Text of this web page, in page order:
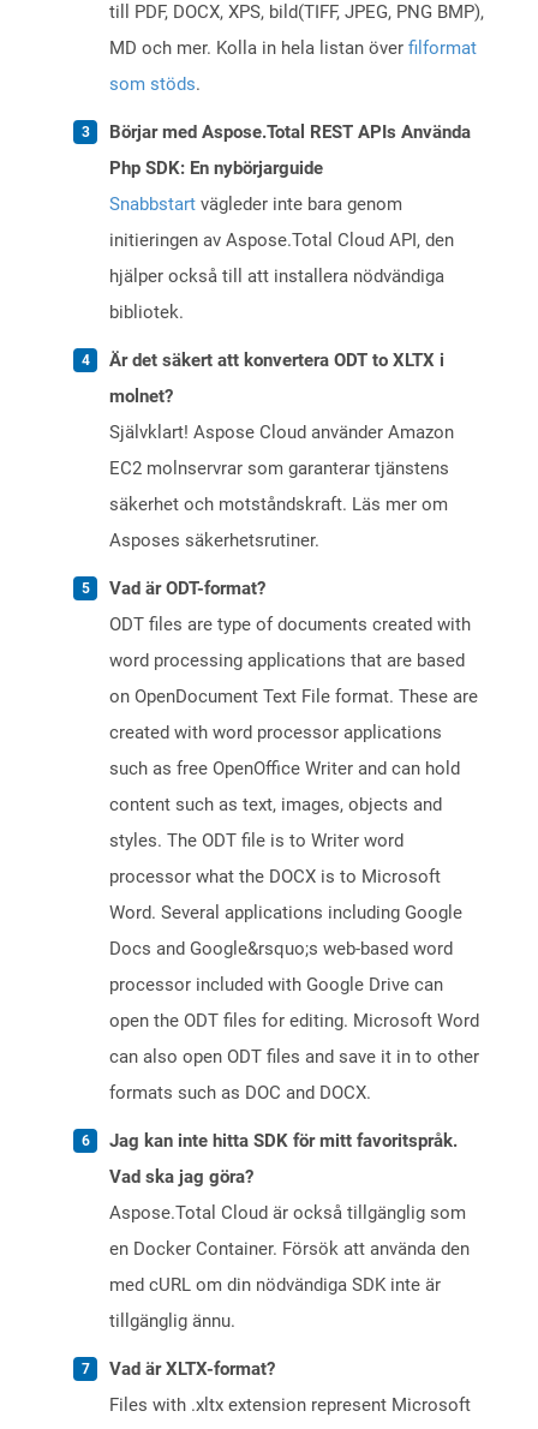
till PDF, DOCX, XPS, bild(TIFF, JPEG, PNG BMP),
MD och mer. Kolla in hela listan över filformat
som stöds.
Börjar med Aspose.Total REST APIs Använda
Php SDK: En nybörjarguide
Snabbstart vägleder inte bara genom
initieringen av Aspose.Total Cloud API, den
hjälper också till att installera nödvändiga
bibliotek.
Är det säkert att konvertera ODT to XLTX i
molnet?
Självklart! Aspose Cloud använder Amazon
EC2 molnservrar som garanterar tjänstens
säkerhet och motståndskraft. Läs mer om
Asposes säkerhetsrutiner.
Vad är ODT-format?
ODT files are type of documents created with
word processing applications that are based
on OpenDocument Text File format. These are
created with word processor applications
such as free OpenOffice Writer and can hold
content such as text, images, objects and
styles. The ODT file is to Writer word
processor what the DOCX is to Microsoft
Word. Several applications including Google
Docs and Google&rsquo;s web-based word
processor included with Google Drive can
open the ODT files for editing. Microsoft Word
can also open ODT files and save it in to other
formats such as DOC and DOCX.
Jag kan inte hitta SDK för mitt favoritspråk.
Vad ska jag göra?
Aspose.Total Cloud är också tillgänglig som
en Docker Container. Försök att använda den
med cURL om din nödvändiga SDK inte är
tillgänglig ännu.
Vad är XLTX-format?
Files with .xltx extension represent Microsoft